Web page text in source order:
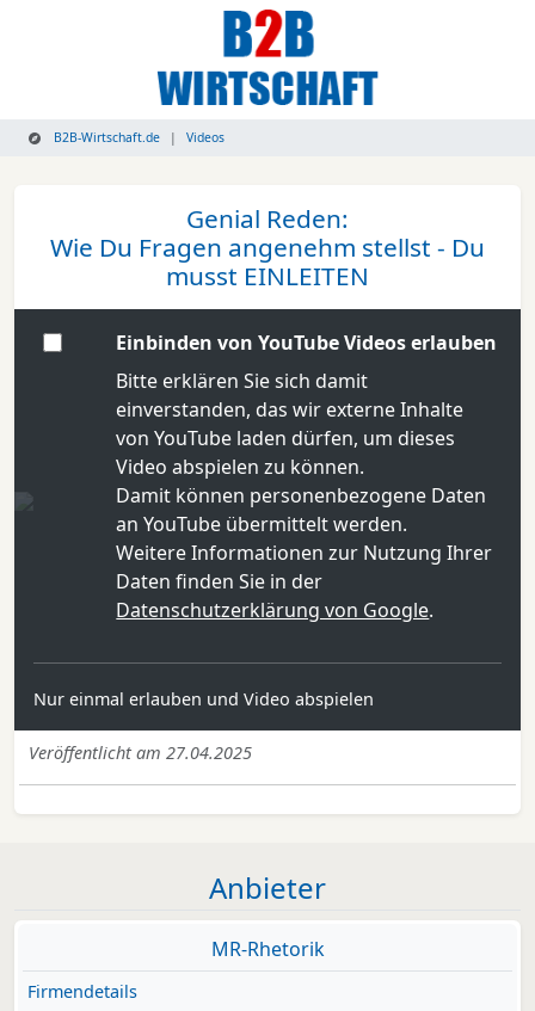
B2B-Wirtschaft.de Videos
Genial Reden:
Wie Du Fragen angenehm stellst - Du
musst EINLEITEN
Einbinden von YouTube Videos erlauben
Bitte erklären Sie sich damit
einverstanden, das wir externe Inhalte
von YouTube laden dürfen, um dieses
Video abspielen zu können.
Damit können personenbezogene Daten
an YouTube übermittelt werden.
Weitere Informationen zur Nutzung Ihrer
Daten finden Sie in der
Datenschutzerklärung von Google.
Nur einmal erlauben und Video abspielen
Veröffentlicht am 27.04.2025
Anbieter
MR-Rhetorik
Firmendetails